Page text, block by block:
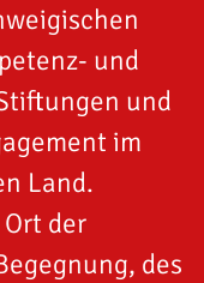
und
und
im
Land.
der
des